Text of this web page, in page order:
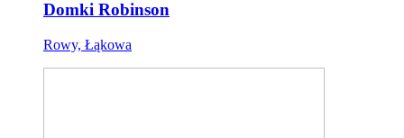
Domki Robinson
Rowy, Łąkowa